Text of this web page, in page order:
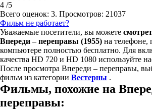
4 /5
Всего оценок: 3. Просмотров: 21037
Фильм не работает?
Уважаемые посетители, вы можете
Впереди – переправы (1955) на телефоне,
компьютере полностью бесплатно. Для
качества HD 720 и HD 1080 используйте
После просмотра Впереди – переправы,
фильм из категории Вестерны .
Фильмы, похожие на
переправы: